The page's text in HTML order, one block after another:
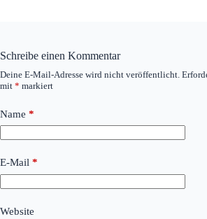
Schreibe einen Kommentar
Deine E-Mail-Adresse wird nicht veröffentlicht.
mit * markiert
Name *
E-Mail *
Website